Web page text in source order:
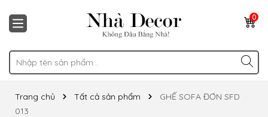
0
Trang chủ Tất cả sản phẩm
GHẾ SOFA ĐƠN SFD
013